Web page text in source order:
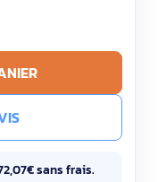
sans frais.